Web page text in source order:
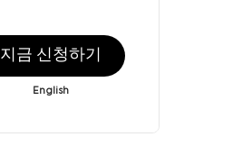
지금 신청하기
English